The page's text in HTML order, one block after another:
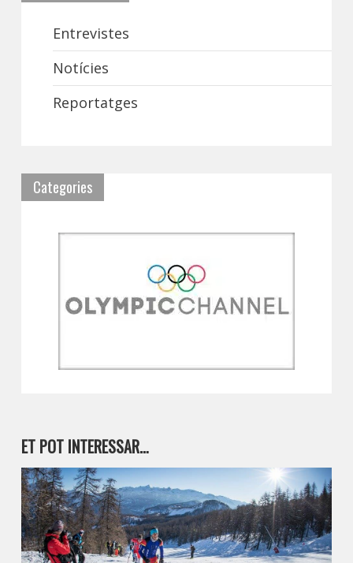
Entrevistes
Notícies
Reportatges
Categories
ET POT INTERESSAR…